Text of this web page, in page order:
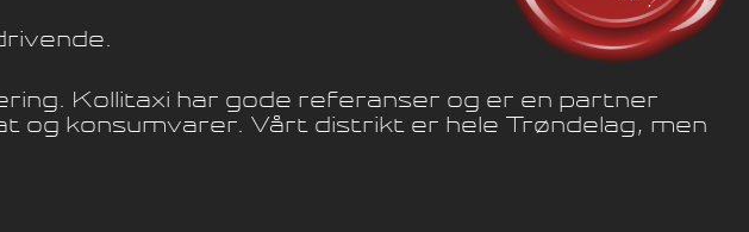
Kollitaxi har gode referanser og er en partner
og konsumvarer. Vårt distrikt er hele Trøndelag, men